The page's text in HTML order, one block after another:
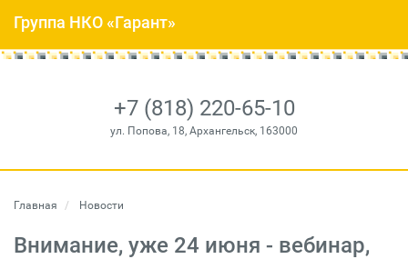
+7 (818) 220-65-10
ул. Попова, 18, Архангельск, 163000
Группа НКО «Гарант»
Главная Новости
Внимание, уже 24 июня - вебинар,